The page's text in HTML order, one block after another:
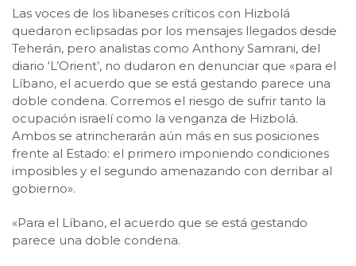
Las voces de los libaneses críticos con Hizbolá
quedaron eclipsadas por los mensajes llegados desde
Teherán, pero analistas como Anthony Samrani, del
diario ‘L’Orient’, no dudaron en denunciar que «para el
Líbano, el acuerdo que se está gestando parece una
doble condena. Corremos el riesgo de sufrir tanto la
ocupación israelí como la venganza de Hizbolá.
Ambos se atrincherarán aún más en sus posiciones
frente al Estado: el primero imponiendo condiciones
imposibles y el segundo amenazando con derribar al
gobierno».
«Para el Líbano, el acuerdo que se está gestando
parece una doble condena.